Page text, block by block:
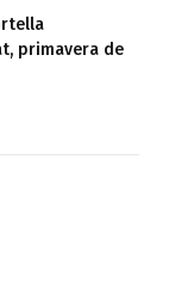
primavera de